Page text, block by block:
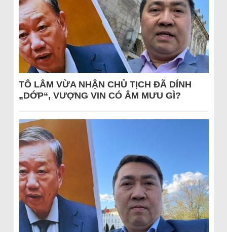
TÔ LÂM VỪA NHẬN CHỦ TỊCH ĐÃ DÍNH
„DỚP“, VƯỢNG VIN CÓ ÂM MƯU GÌ?